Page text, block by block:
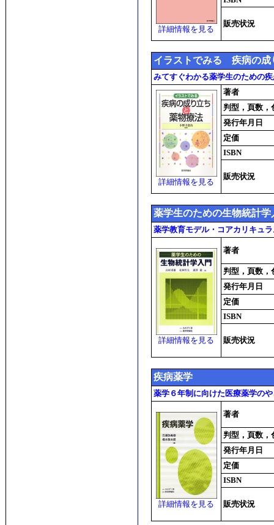
詳細情報を見る
販売状況
イラストでみる 疾病の成
みてすぐわかる薬学生のための
詳細情報を見る
著者
判型，頁数，
発行年月日
定価
ISBN
販売状況
薬学生のための生物統計学
薬学教育モデル・コアカリキュ
詳細情報を見る
著者
判型，頁数，
発行年月日
定価
ISBN
販売状況
疾病薬学
薬学６年制に向けた医療薬学の
詳細情報を見る
著者
判型，頁数，
発行年月日
定価
ISBN
販売状況